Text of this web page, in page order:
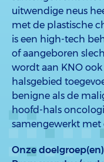
uitwendige neus
met de plastische
is een high-tech
of aangeboren
wordt aan KNO
halsgebied
benigne als de
hoofd-hals
samengewerkt met
Onze